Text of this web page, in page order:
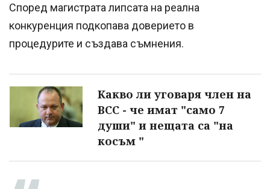
Според магистрата липсата на реална
конкуренция подкопава доверието в
процедурите и създава съмнения.
Какво ли уговаря член на
ВСС - че имат "само 7
души" и нещата са "на
косъм "